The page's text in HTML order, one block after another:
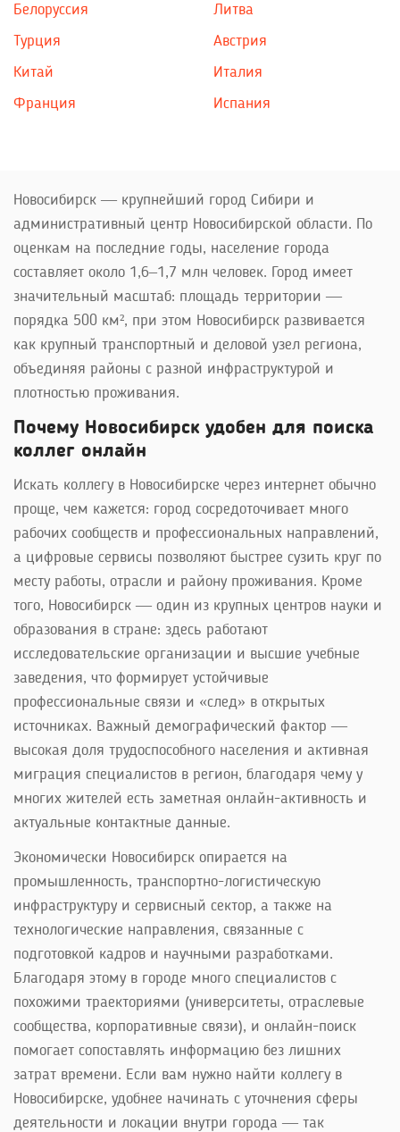
Белоруссия
Турция
Китай
Франция
Литва
Австрия
Италия
Испания
Новосибирск — крупнейший город Сибири и
административный центр Новосибирской области. По
оценкам на последние годы, население города
составляет около 1,6–1,7 млн человек. Город имеет
значительный масштаб: площадь территории —
порядка 500 км², при этом Новосибирск развивается
как крупный транспортный и деловой узел региона,
объединяя районы с разной инфраструктурой и
плотностью проживания.
Почему Новосибирск удобен для поиска
коллег онлайн
Искать коллегу в Новосибирске через интернет обычно
проще, чем кажется: город сосредоточивает много
рабочих сообществ и профессиональных направлений,
а цифровые сервисы позволяют быстрее сузить круг по
месту работы, отрасли и району проживания. Кроме
того, Новосибирск — один из крупных центров науки и
образования в стране: здесь работают
исследовательские организации и высшие учебные
заведения, что формирует устойчивые
профессиональные связи и «след» в открытых
источниках. Важный демографический фактор —
высокая доля трудоспособного населения и активная
миграция специалистов в регион, благодаря чему у
многих жителей есть заметная онлайн-активность и
актуальные контактные данные.
Экономически Новосибирск опирается на
промышленность, транспортно-логистическую
инфраструктуру и сервисный сектор, а также на
технологические направления, связанные с
подготовкой кадров и научными разработками.
Благодаря этому в городе много специалистов с
похожими траекториями (университеты, отраслевые
сообщества, корпоративные связи), и онлайн-поиск
помогает сопоставлять информацию без лишних
затрат времени. Если вам нужно найти коллегу в
Новосибирске, удобнее начинать с уточнения сферы
деятельности и локации внутри города — так